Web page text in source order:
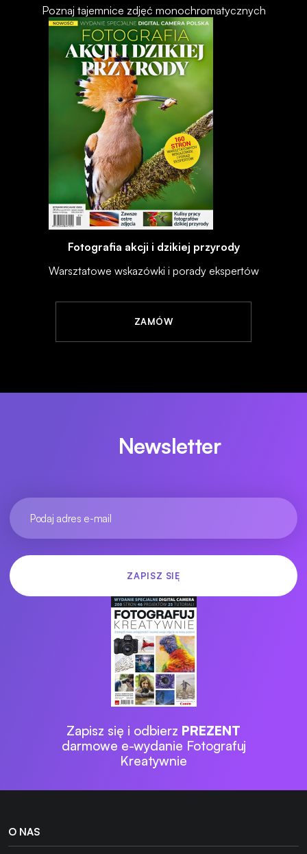
Poznaj tajemnice zdjęć monochromatycznych
Fotografia akcji i dzikiej przyrody
Warsztatowe wskazówki i porady ekspertów
ZAMÓW
Newsletter
Zapisz się i odbierz PREZENT
darmowe e-wydanie Fotografuj
Kreatywnie
O NAS